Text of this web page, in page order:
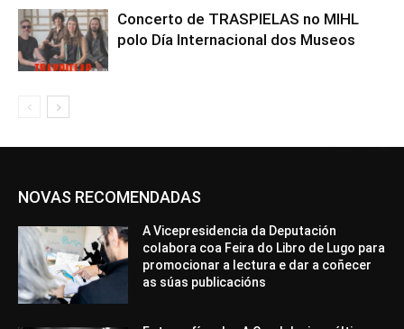
Concerto de TRASPIELAS no MIHL
polo Día Internacional dos Museos
NOVAS RECOMENDADAS
A Vicepresidencia da Deputación
colabora coa Feira do Libro de Lugo para
promocionar a lectura e dar a coñecer
as súas publicacións